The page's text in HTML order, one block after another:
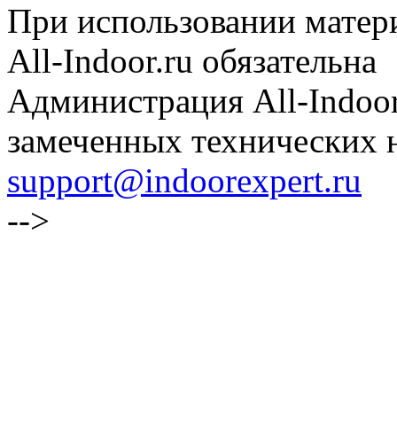
При использовании
All-Indoor.ru обязательна
Администрация All-
замеченных технических
support@indoorexpert.ru
-->